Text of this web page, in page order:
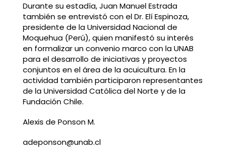
Durante su estadía, Juan Manuel Estrada
también se entrevistó con el Dr. Elí Espinoza,
presidente de la Universidad Nacional de
Moquehua (Perú), quien manifestó su interés
en formalizar un convenio marco con la UNAB
para el desarrollo de iniciativas y proyectos
conjuntos en el área de la acuicultura. En la
actividad también participaron representantes
de la Universidad Católica del Norte y de la
Fundación Chile.
Alexis de Ponson M.
adeponson@unab.cl